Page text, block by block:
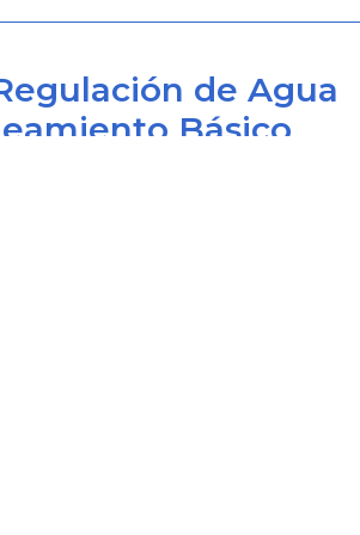
Que en
IV de la
Ministerio de
Punto de
de Agua
Básico